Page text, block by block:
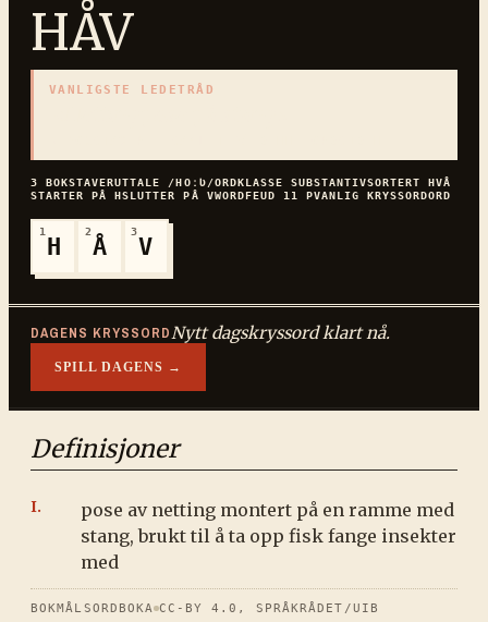
HÅV
VANLIGSTE LEDETRÅD
3 BOKSTAVERUTTALE /HOːƲ/ORDKLASSE SUBSTANTIVSORTERTHVÅ
STARTER PÅHSLUTTER PÅ VWORDFEUD 11 PVANLIG KRYSSORDORD
1
H
2
Å
3
V
DAGENS KRYSSORDNytt dagskryssord klart nå.
SPILL DAGENS →
Definisjoner
pose av netting montert på en ramme med
stang, brukt til å ta opp fisk fange insekter
med
BOKMÅLSORDBOKA CC-BY 4.0, SPRÅKRÅDET/UIB